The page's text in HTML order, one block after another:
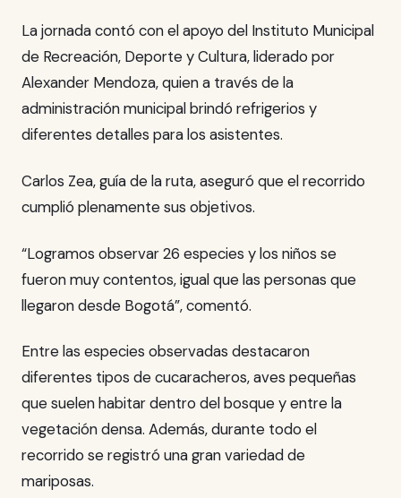
La jornada contó con el apoyo del Instituto Municipal
de Recreación, Deporte y Cultura, liderado por
Alexander Mendoza, quien a través de la
administración municipal brindó refrigerios y
diferentes detalles para los asistentes.
Carlos Zea, guía de la ruta, aseguró que el recorrido
cumplió plenamente sus objetivos.
“Logramos observar 26 especies y los niños se
fueron muy contentos, igual que las personas que
llegaron desde Bogotá”, comentó.
Entre las especies observadas destacaron
diferentes tipos de cucaracheros, aves pequeñas
que suelen habitar dentro del bosque y entre la
vegetación densa. Además, durante todo el
recorrido se registró una gran variedad de
mariposas.